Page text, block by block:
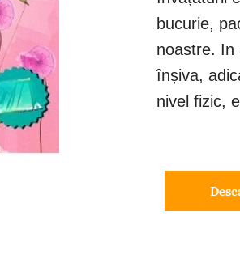
bucurie,
noastre. In
înșiva,
nivel fizic,